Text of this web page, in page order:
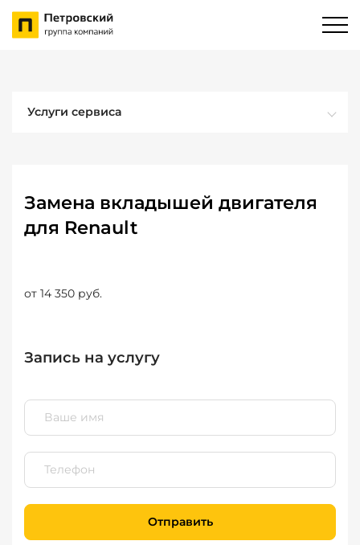
Услуги сервиса
Замена вкладышей двигателя
для Renault
от 14 350 руб.
Запись на услугу
Отправить